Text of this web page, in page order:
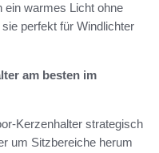
ein warmes Licht ohne
perfekt für Windlichter
am besten im
Kerzenhalter strategisch
um Sitzbereiche herum